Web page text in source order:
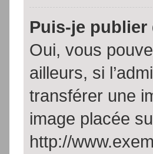
Puis-je publier
Oui, vous
ailleurs, si
transférer une
image placée
http://